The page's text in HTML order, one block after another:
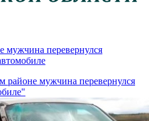
мужчина перевернулся
районе мужчина перевернулся